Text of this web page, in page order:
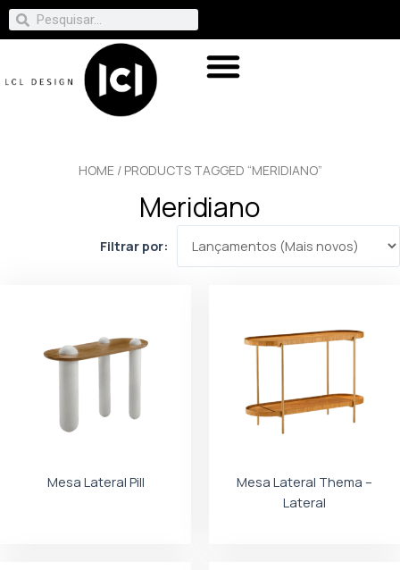
HOME/ PRODUCTS TAGGED “MERIDIANO”
Meridiano
Filtrar por:
Mesa Lateral Pill
Mesa Lateral Thema –
Lateral